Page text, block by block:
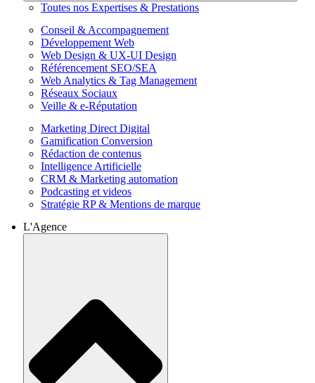
Toutes nos Expertises & Prestations
Conseil & Accompagnement
Développement Web
Web Design & UX-UI Design
Référencement SEO/SEA
Web Analytics & Tag Management
Réseaux Sociaux
Veille & e-Réputation
Marketing Direct Digital
Gamification Conversion
Rédaction de contenus
Intelligence Artificielle
CRM & Marketing automation
Podcasting et videos
Stratégie RP & Mentions de marque
L'Agence